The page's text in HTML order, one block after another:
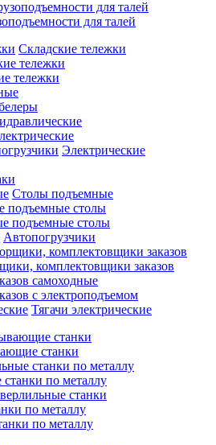
для талей
Складские тележки
тележки
тележки
Электрические
Столы подъемные
подъемные столы
подъемные столы
Автопогрузчики
комплектовщики заказов
самоходные
с электроподъемом
Тягачи электрические
станки
станки по металлу
по металлу
станки
по металлу
по металлу